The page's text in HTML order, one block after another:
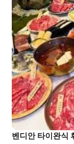
벤디안 타이완식